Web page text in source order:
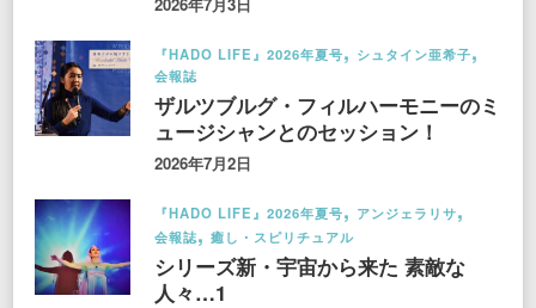
『HADO LIFE』2026年夏号
シュタイン亜希子
会報誌
ザルツブルグ・フィルハーモニーのミ
ュージシャンとのセッション！
2026年7月2日
『HADO LIFE』2026年夏号
アンジェラリサ
会報誌
癒し・スピリチュアル
シリーズ新・宇宙から来た 素敵な
人々…1